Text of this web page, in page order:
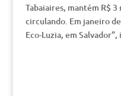
Tabaiaires, mantém R$ 3
circulando. Em janeiro
Eco-Luzia, em